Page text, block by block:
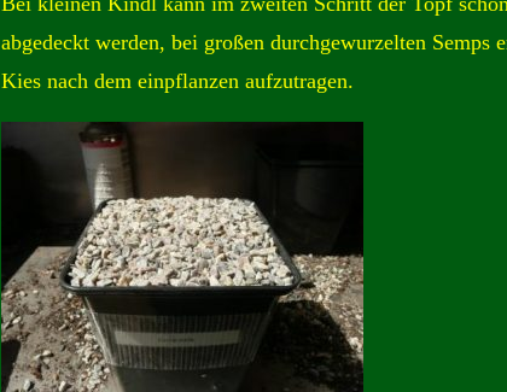
abgedeckt werden, bei großen durchgewurzelten Semps
Kies nach dem einpflanzen aufzutragen.